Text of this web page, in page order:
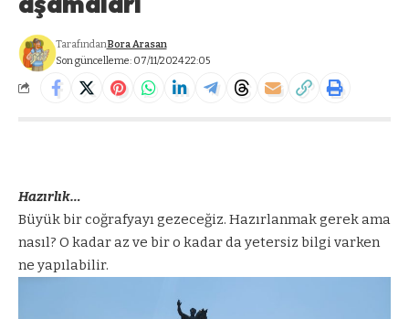
Son güncelleme: 07/11/2024 22:05
TarafındanBora Arasan
Hazırlık…
Büyük bir coğrafyayı gezeceğiz. Hazırlanmak gerek ama
nasıl? O kadar az ve bir o kadar da yetersiz bilgi varken
ne yapılabilir.